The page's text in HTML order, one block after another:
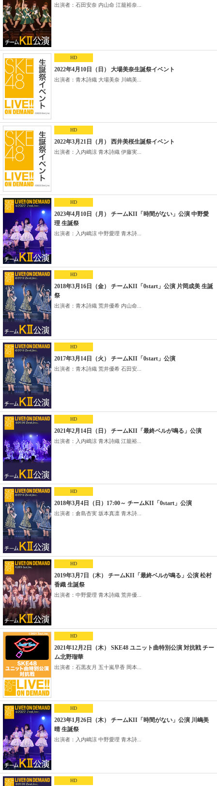
出演者：石田安奈 内山命 江籠裕奈...
HD
2022年4月10日（日） 大場美奈生誕祭イベント
出演者：青木詩織 大場美奈 川嶋美...
HD
2022年3月21日（月） 西井美桜生誕祭イベント
出演者：入内嶋涼 青木詩織 伊藤実...
HD
2023年4月10日（月） チームKII「時間がない」公演 中野愛
理 生誕祭
出演者：入内嶋涼 中野愛理 青木詩...
HD
2018年3月16日（金） チームKII「0start」公演 片岡成美 生誕
祭
出演者：青木詩織 荒井優希 内山命...
HD
2017年3月14日（火） チームKII「0start」公演
出演者：青木詩織 荒井優希 石田安...
HD
2021年2月14日（日） チームKII「最終ベルが鳴る」公演
出演者：入内嶋涼 青木詩織 江籠裕...
HD
2018年3月4日（日）17:00～ チームKII「0start」公演
出演者：倉島杏実 坂本真凛 青木詩...
HD
2019年3月7日（木） チームKII「最終ベルが鳴る」公演 松村
香織 生誕祭
出演者：中野愛理 青木詩織 荒井優...
HD
2021年12月2日（木） SKE48 ユニット曲特別公演 対抗戦 チー
ム北野瑠華
出演者：石黒友月 五十嵐早香 岡本...
HD
2023年1月26日（木） チームKII「時間がない」公演 川嶋美
晴 生誕祭
出演者：入内嶋涼 中野愛理 青木詩...
HD